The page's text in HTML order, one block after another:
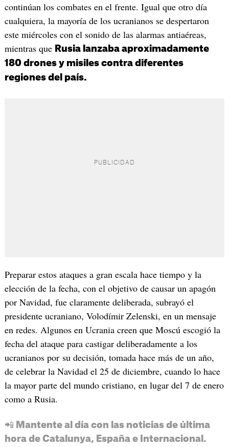
continúan los combates en el frente. Igual que otro día
cualquiera, la mayoría de los ucranianos se despertaron
este miércoles con el sonido de las alarmas antiaéreas,
mientras que Rusia lanzaba aproximadamente
180 drones y misiles contra diferentes
regiones del país.
Preparar estos ataques a gran escala hace tiempo y la
elección de la fecha, con el objetivo de causar un apagón
por Navidad, fue claramente deliberada, subrayó el
presidente ucraniano, Volodímir Zelenski, en un mensaje
en redes. Algunos en Ucrania creen que Moscú escogió la
fecha del ataque para castigar deliberadamente a los
ucranianos por su decisión, tomada hace más de un año,
de celebrar la Navidad el 25 de diciembre, cuando lo hace
la mayor parte del mundo cristiano, en lugar del 7 de enero
como a Rusia.
📲 Mantente al día con las noticias de última
hora de Catalunya, España e Internacional.